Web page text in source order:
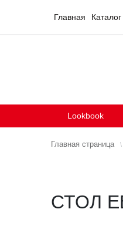
Главная Каталог
Lookbook
Главная страница
СТОЛ